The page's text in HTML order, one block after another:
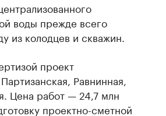
воды прежде всего
из колодцев и скважин.
проект
Равнинная,
Цена работ — 24,7 млн
проектно-сметной